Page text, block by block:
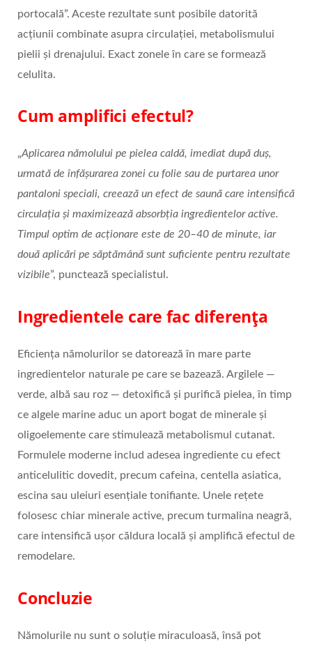
portocală”. Aceste rezultate sunt posibile datorită
acțiunii combinate asupra circulației, metabolismului
pielii și drenajului. Exact zonele în care se formează
celulita.
Cum amplifici efectul?
„Aplicarea nămolului pe pielea caldă, imediat după duș,
urmată de înfășurarea zonei cu folie sau de purtarea unor
pantaloni speciali, creează un efect de saună care intensifică
circulația și maximizează absorbția ingredientelor active.
Timpul optim de acționare este de 20–40 de minute, iar
două aplicări pe săptămână sunt suficiente pentru rezultate
vizibile”, punctează specialistul.
Ingredientele care fac diferența
Eficiența nămolurilor se datorează în mare parte
ingredientelor naturale pe care se bazează. Argilele —
verde, albă sau roz — detoxifică și purifică pielea, în timp
ce algele marine aduc un aport bogat de minerale și
oligoelemente care stimulează metabolismul cutanat.
Formulele moderne includ adesea ingrediente cu efect
anticelulitic dovedit, precum cafeina, centella asiatica,
escina sau uleiuri esențiale tonifiante. Unele rețete
folosesc chiar minerale active, precum turmalina neagră,
care intensifică ușor căldura locală și amplifică efectul de
remodelare.
Concluzie
Nămolurile nu sunt o soluție miraculoasă, însă pot